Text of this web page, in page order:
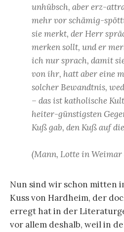
unhübsch, aber erz-
mehr vor schämig-
sie merkt, der Herr
merken sollt, und er
ich nur sprach, damit
von ihr, hatt aber eine
solcher Bewandtnis,
– das ist katholische
heiter-günstigsten
Kuß gab, den Kuß auf
(Mann, Lotte in Weimar
Nun sind wir schon mitten
Kuss von Hardheim, der
erregt hat in der
vor allem deshalb, weil in